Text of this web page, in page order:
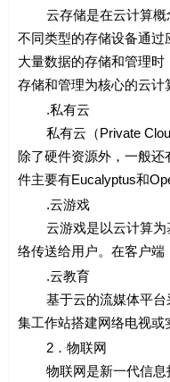
云存储是在云计算概念
不同类型的存储设备通
大量数据的存储和管理
存储和管理为核心的云计
.私有云
私有云（Private Cloud
除了硬件资源外，一般
件主要有Eucalyptus和
.云游戏
云游戏是以云计算为基
络传送给用户。在客户
.云教育
基于云的流媒体平台采
集工作站搭建网络电视或
2．物联网
物联网是新一代信息技